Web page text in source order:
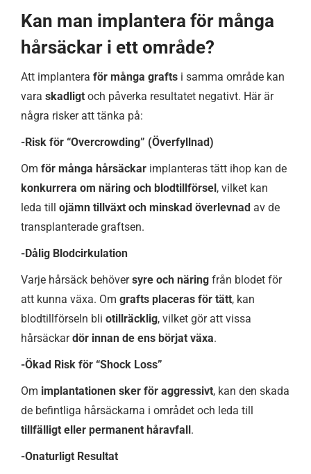
Kan man implantera för många
hårsäckar i ett område?
Att implantera för många grafts i samma område kan
vara skadligt och påverka resultatet negativt. Här är
några risker att tänka på:
-Risk för “Overcrowding” (Överfyllnad)
Om för många hårsäckar implanteras tätt ihop kan de
konkurrera om näring och blodtillförsel , vilket kan
leda till ojämn tillväxt och minskad överlevnad av de
transplanterade graftsen.
-Dålig Blodcirkulation
Varje hårsäck behöversyre och näring från blodet för
att kunna växa. Om grafts placeras för tätt, kan
blodtillförseln bli otillräcklig, vilket gör att vissa
hårsäckardör innan de ens börjat växa.
-Ökad Risk för “Shock Loss”
Om implantationen sker för aggressivt, kan den skada
de befintliga hårsäckarna i området och leda till
tillfälligt eller permanent håravfall .
-Onaturligt Resultat